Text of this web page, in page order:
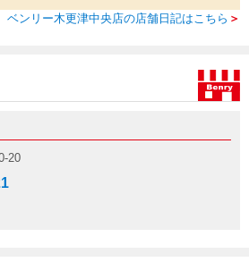
ベンリー木更津中央店の店舗日記はこちら ＞
20